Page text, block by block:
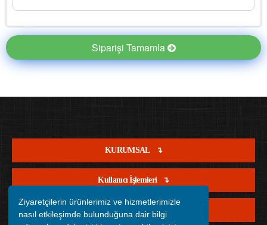
Ziyaretçilerin ürünlerimiz ve hizmetlerimizle
nasıl etkileşimde bulunduğuna dair bilgi
Siparişi Tamamla
KURUMSAL
Kullanıcı İşlemleri
Satış İşlemleri